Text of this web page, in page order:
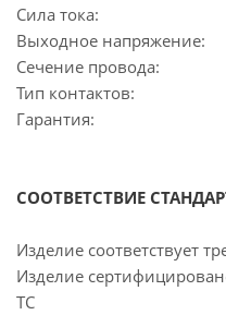
Сила тока:
Выходное напряжение:
Сечение провода:
Тип контактов:
Гарантия:
СООТВЕТСТВИЕ
Изделие соответствует
Изделие
ТС